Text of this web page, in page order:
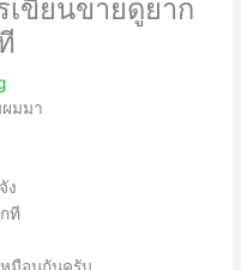
ขียนขายดูยาก
มมา
ง
ที
มือนกันครับ